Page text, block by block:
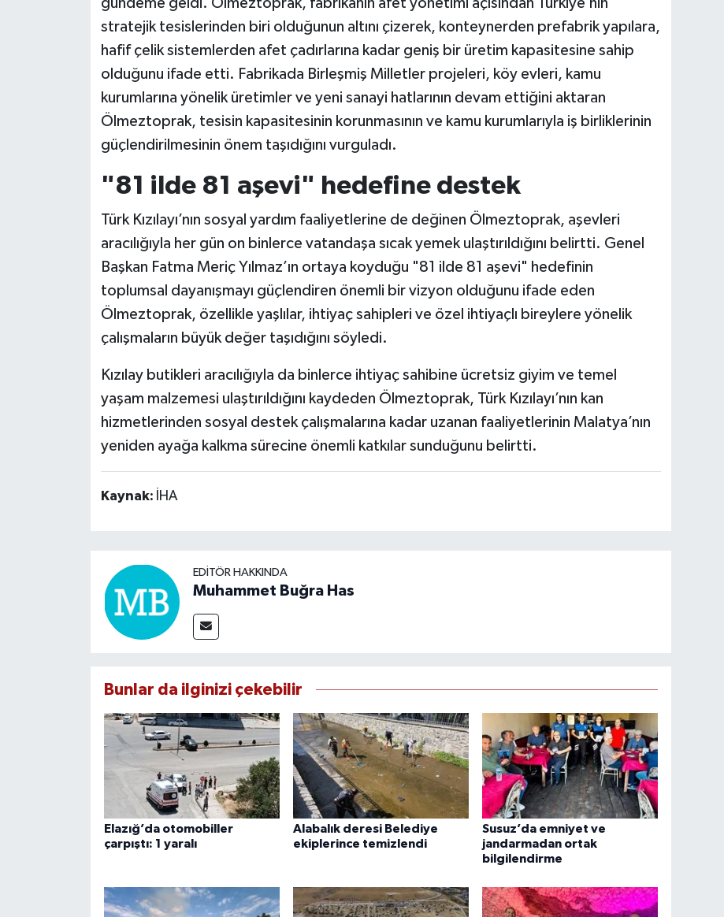
stratejik tesislerinden biri olduğunun altını çizerek, konteynerden prefabrik yapılara,
hafif çelik sistemlerden afet çadırlarına kadar geniş bir üretim kapasitesine sahip
olduğunu ifade etti. Fabrikada Birleşmiş Milletler projeleri, köy evleri, kamu
kurumlarına yönelik üretimler ve yeni sanayi hatlarının devam ettiğini aktaran
Ölmeztoprak, tesisin kapasitesinin korunmasının ve kamu kurumlarıyla iş birliklerinin
güçlendirilmesinin önem taşıdığını vurguladı.
"81 ilde 81 aşevi" hedefine destek
Türk Kızılayı’nın sosyal yardım faaliyetlerine de değinen Ölmeztoprak, aşevleri
aracılığıyla her gün on binlerce vatandaşa sıcak yemek ulaştırıldığını belirtti. Genel
Başkan Fatma Meriç Yılmaz’ın ortaya koyduğu "81 ilde 81 aşevi" hedefinin
toplumsal dayanışmayı güçlendiren önemli bir vizyon olduğunu ifade eden
Ölmeztoprak, özellikle yaşlılar, ihtiyaç sahipleri ve özel ihtiyaçlı bireylere yönelik
çalışmaların büyük değer taşıdığını söyledi.
Kızılay butikleri aracılığıyla da binlerce ihtiyaç sahibine ücretsiz giyim ve temel
yaşam malzemesi ulaştırıldığını kaydeden Ölmeztoprak, Türk Kızılayı’nın kan
hizmetlerinden sosyal destek çalışmalarına kadar uzanan faaliyetlerinin Malatya’nın
yeniden ayağa kalkma sürecine önemli katkılar sunduğunu belirtti.
Kaynak: İHA
EDITÖR HAKKINDA
Muhammet Buğra Has
Bunlar da ilginizi çekebilir
Elazığ’da otomobiller
çarpıştı: 1 yaralı
Alabalık deresi Belediye
ekiplerince temizlendi
Susuz’da emniyet ve
jandarmadan ortak
bilgilendirme